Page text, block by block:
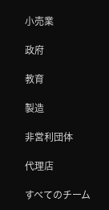
小売業
政府
教育
製造
非営利団体
代理店
すべてのチーム